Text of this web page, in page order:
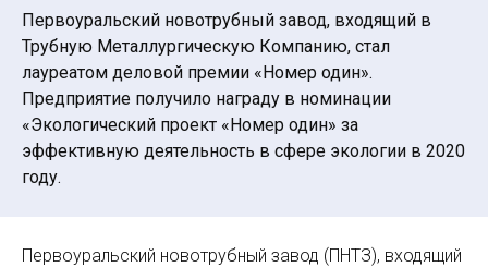
Первоуральский новотрубный завод, входящий в
Трубную Металлургическую Компанию, стал
лауреатом деловой премии «Номер один».
Предприятие получило награду в номинации
«Экологический проект «Номер один» за
эффективную деятельность в сфере экологии в 2020
году.
Первоуральский новотрубный завод (ПНТЗ), входящий